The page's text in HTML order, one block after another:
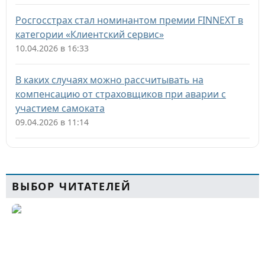
Росгосстрах стал номинантом премии FINNEXT в
категории «Клиентский сервис»
10.04.2026 в 16:33
В каких случаях можно рассчитывать на
компенсацию от страховщиков при аварии с
участием самоката
09.04.2026 в 11:14
ВЫБОР ЧИТАТЕЛЕЙ